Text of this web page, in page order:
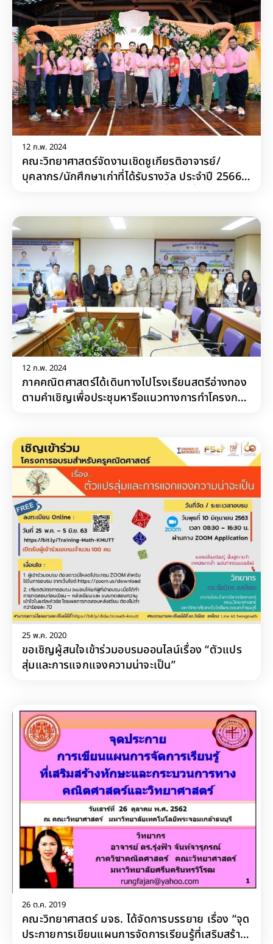
12 ก.พ. 2024
คณะวิทยาศาสตร์จัดงานเชิดชูเกียรติอาจารย์/
บุคลากร/นักศึกษาเก่าที่ได้รับรางวัล ประจำปี 2566
สานสัมพันธ์ระหว่างบุคลากรและนักศึกษาเก่า
12 ก.พ. 2024
ภาคคณิตศาสตร์ได้เดินทางไปโรงเรียนสตรีอ่างทอง
ตามคำเชิญเพื่อประชุมหารือแนวทางการทำโครงการ
เทคโนโลยีพระจอมเกล้าธนบุรี
25 พ.ค. 2020
ขอเชิญผู้สนใจเข้าร่วมอบรมออนไลน์เรื่อง “ตัวแปร
สุ่มและการแจกแจงความน่าจะเป็น”
26 ต.ค. 2019
คณะวิทยาศาสตร์ มจธ. ได้จัดการบรรยาย เรื่อง “จุด
ประกายการเขียนแผนการจัดการเรียนรู้ที่เสริมสร้าง